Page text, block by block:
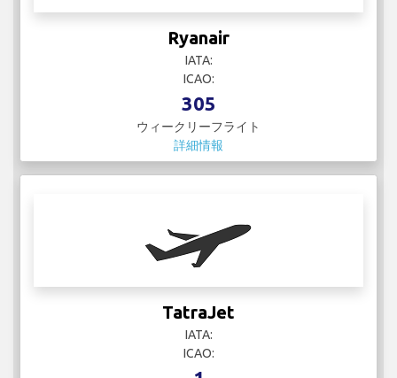
Ryanair
IATA:
ICAO:
305
ウィークリーフライト
詳細情報
TatraJet
IATA:
ICAO: